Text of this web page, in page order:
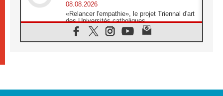
08.08.2026
«Relancer l'empathie», le projet Triennal d'art
des Universités catholiques
08.08.2026
Signis 2026, donner la parole aux religieuses
07.08.2026